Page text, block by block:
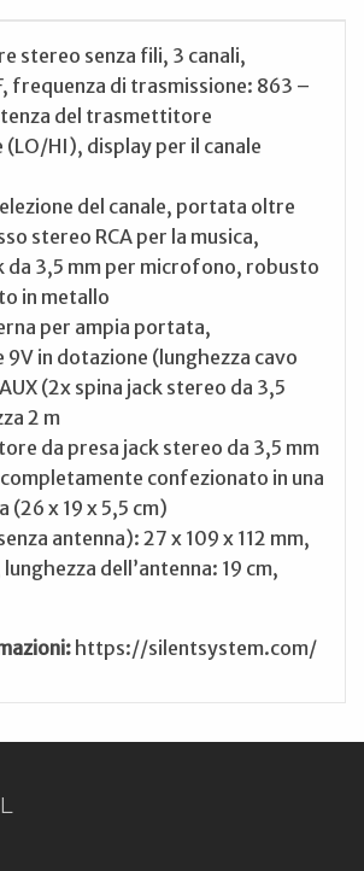
stereo senza fili, 3 canali,
frequenza di trasmissione: 863 –
del trasmettitore
(LO/HI), display per il canale
del canale, portata oltre
stereo RCA per la musica,
da 3,5 mm per microfono, robusto
in metallo
per ampia portata,
in dotazione (lunghezza cavo
(2x spina jack stereo da 3,5
2 m
da presa jack stereo da 3,5 mm
completamente confezionato in una
(26 x 19 x 5,5 cm)
antenna): 27 x 109 x 112 mm,
dell’antenna: 19 cm,
https://silentsystem.com/